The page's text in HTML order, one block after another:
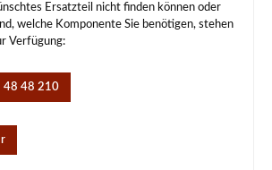
Ersatzteil nicht finden können oder
welche Komponente Sie benötigen, stehen
Verfügung:
48 48 210